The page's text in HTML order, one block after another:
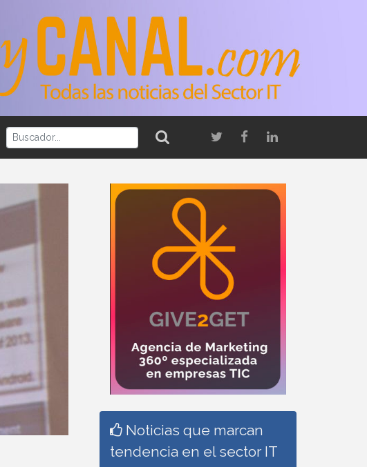
Noticias que marcan
tendencia en el sector IT